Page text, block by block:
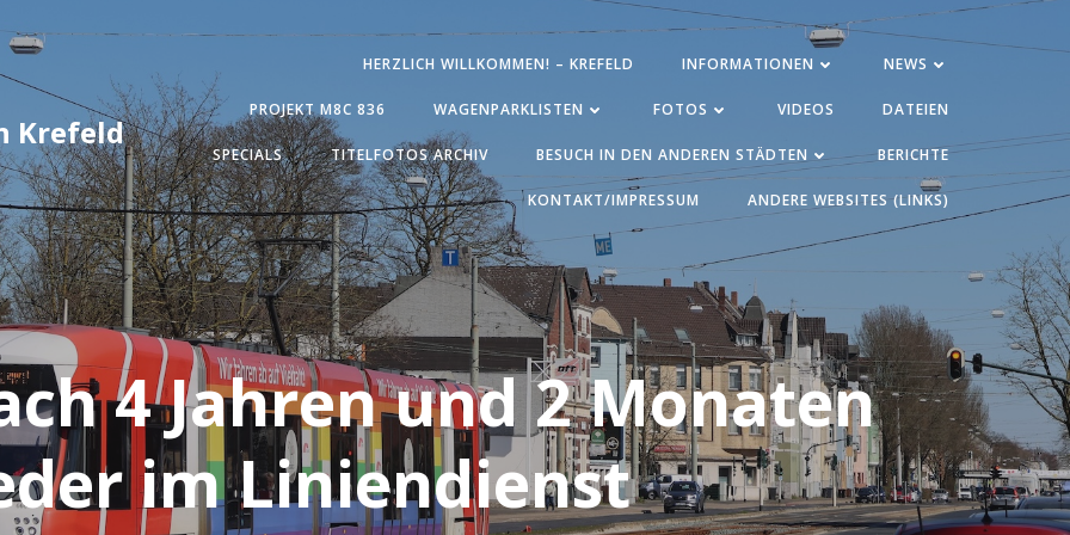
Krefeld
HERZLICH WILLKOMMEN! – KREFELD INFORMATIONEN NEWS
PROJEKT M8C 836 WAGENPARKLISTEN FOTOS VIDEOS DATEIEN
SPECIALS TITELFOTOS ARCHIV BESUCH IN DEN ANDEREN STÄDTEN BERICHTE
KONTAKT/IMPRESSUM ANDERE WEBSITES (LINKS)
4 Jahren und 2 Monaten
im Liniendienst